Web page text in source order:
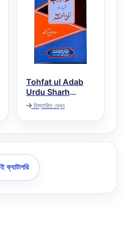
Tohfat ul Adab
Urdu Sharh
Nafhat ul Arab
تحفۃ الادب اردو
شرح نفحۃ العرب
বিস্তারিত দেখুন
ক্যাটাগরি